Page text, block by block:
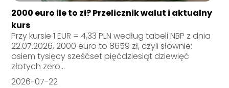
2000 euro ile to zł? Przelicznik walut i aktualny
kurs
Przy kursie 1 EUR = 4,33 PLN według tabeli NBP z dnia
22.07.2026, 2000 euro to 8659 zł, czyli słownie:
osiem tysięcy sześćset pięćdziesiąt dziewięć
złotych zero...
2026-07-22